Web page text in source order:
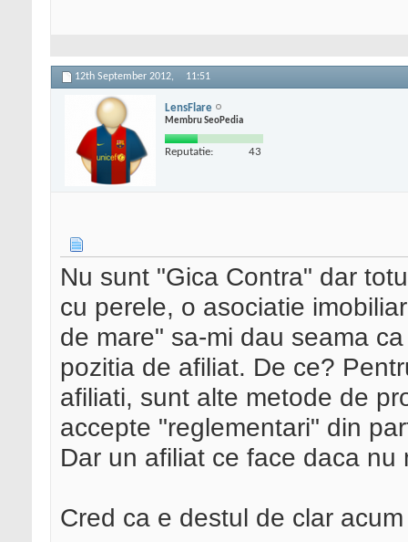
12th September 2012, 11:51
LensFlare
Membru SeoPedia
Reputatie: 43
Nu sunt "Gica Contra" dar
cu perele, o asociatie
de mare" sa-mi dau seama
pozitia de afiliat. De ce?
afiliati, sunt alte metode de
accepte "reglementari" din
Dar un afiliat ce face daca
Cred ca e destul de clar